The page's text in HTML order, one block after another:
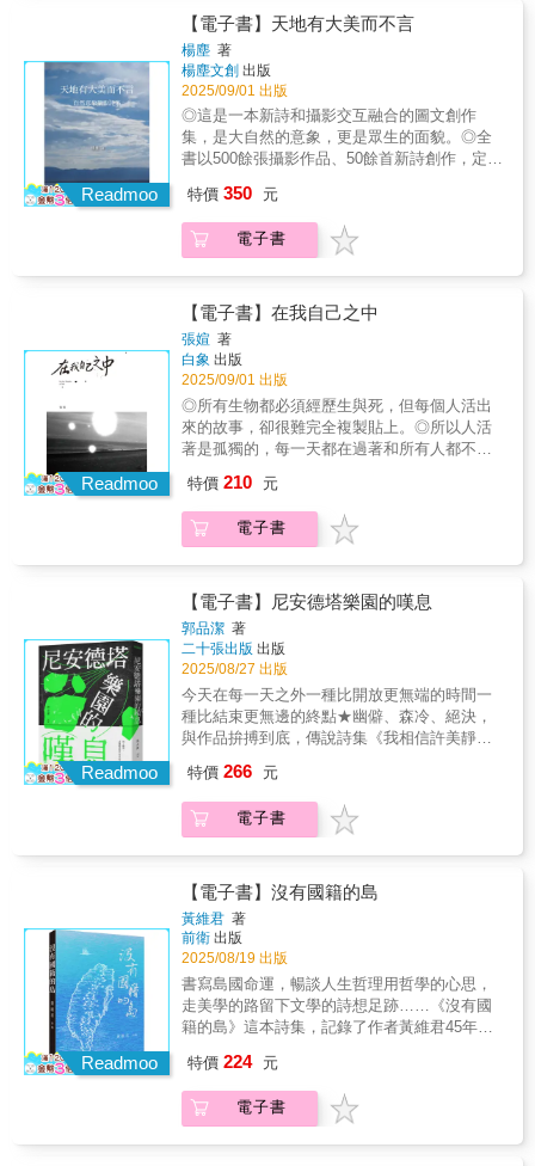
學面對困厄之境，找出突破封鎖線的希望，例
如王貞文〈夢幻騎士〉；例如拾虹〈蝴蝶〉。
本選集收錄了出生於戰前的吳瀛濤、陳千武、
林亨泰等人，到兩千年前後出生的新世代，共
六十七位詩人，以華語、台語、客語寫成的詩
作一百七十一首。向陽、陳允元二位選編依照
白色恐怖影響的時間線，將全書分作八輯，依
序讀來，彷彿從中領略白色恐怖如何左右常民
生活，形成日常的無形壓迫。在臺灣走向民主
化的歷程中，轉型正義啟動，政府代表國家正
式向白色恐怖受難者道歉，陸續公布人權調查
報告。在自由的空氣下，詩人依舊持續發聲，
遠離，化為雲煙最痛的打擊已經過去，如若斷
片我曾懷抱花紅葉綠的理念也曾承受風狂雨暴
的苦難一覺醒來，陰霾都被陽光掃盡我還活
著，活在平和堅定的一天──向陽〈永遠的一
天〉
回應時代。詩要有人文關懷。這一直是我寫詩
所堅持的。這也可能是我創作至今其中一個仍
未改變的抱負。要如何回應？要如何關懷？這
先不要問詩，而要問自己。只有內化為自己的
感志，則遇目所察，切身所感，化而為詩，自
有恰如其分的回應與關懷。」——鍾國強鍾國
強為香港重要詩人，創作逾三十年，詩歌主題
著重城市書寫、日常生活，筆調寫實，意象親
人。書寫香港與世事變遷，溫和隱約，深意留
時代大事與凡人死生，收斂深沉。本書共分
「雨城」、「離家」、「麥皮」、「廚餘」、
「春日」、「海島」、「繁花」七輯；從社會
的宏觀，到親族的近觀，寫人、及物，再由小
島擴寫世界，並以青春傷逝、家人悼亡，為歷
經抗爭與疫情磨難的人們留下真摯的銘記。
Readmoo
【電子書】天地有大美而不言
楊塵 著
楊塵文創 出版
2025/09/01 出版
◎這是一本新詩和攝影交互融合的圖文創作
集，是大自然的意象，更是眾生的面貌。◎全
書以500餘張攝影作品、50餘首新詩創作，定格
見風景，更是一部與家人共同遊歷人間的新創
作品。◎科技人楊塵，已出版多本攝影集與詩
集，新作再次以鏡頭，紀錄詩意人間，是一本
一頁頁風景詩篇，就像微風輕撫的漣漪……一
圈又一圈。最終，與自然之美偶遇，在這方天
地間。作者將鏡頭轉向生活與日常，以真實素
樸手法，記錄天地大美，引領讀者，一同：
看，煙火點綴之日常，賞，光影刻畫之永恆。
始於，一個人內心的獨白，終於，自然天地與
芸芸眾生的人文關懷；只為全心等待，按下快
門的瞬間期待……本書結合攝影與詩，翻開扉
頁，好比觀看流暢電影的運鏡視角，從天地自
深入城鎮、輾轉回又到你我的生活之中。這是
一部在鏡頭下捕捉生命之美的故事，融合詩意
與浪漫的瞬間藝術，作者精心導演的這部紙上
電影，隨時開演……◎代理經銷：白象文化更
多精彩內容請見
http://www.pressstore.com.tw/freereading/
特價 350 元
電子書
Readmoo
【電子書】在我自己之中
張媗 著
白象 出版
2025/09/01 出版
◎所有生物都必須經歷生與死，但每個人活出
來的故事，卻很難完全複製貼上。◎所以人活
著是孤獨的，每一天都在過著和所有人都不一
生命、愛情、孤獨與自我探尋的思索與感悟。
詩集的靈魂源於一種對存在的追問——既有對
生死必然的承認，也有對個體獨特經歷的執著
字們〉描繪愛與離別的炙熱與餘燼。詩中的
「你」既是愛情的對象，也是情感投射的鏡
面，在甜美與殘酷之間反覆交錯，留給讀者愛
之深、痛之切的真實體驗。第二輯〈沿著問號
行走〉則轉入對生命哲理與存在本質的追索。
這裡的「問號」是人生不斷延伸的疑問，從快
樂與痛苦的源頭，到命運與自由的邊界，詩人
用詩一一探觸，拒絕簡化為句號的定論。第三
輯〈光亮與暗影之間〉展現對人性、社會與內
是互為依存的存在。詩人捕捉人性中的善惡、
虛實與脆弱，將其化為自省與成長的契機。末
輯〈留在黑暗裡的微光〉則在深沉的孤獨與失
燈、一個家，甚至只是一段安靜的時光。詩人
相信，只要有一點微光，就不會真正陷入黑
暗。這不僅是詩人的心靈紀錄，也像是一面映
照讀者內心的鏡子。以真摯、坦率的文字，邀
請每一位讀者去面對自己的孤獨、懷疑與渴
望，在閱讀中找到與自我和解的可能。◎代理
經銷：白象文化更多精彩內容請見
特價 210 元
電子書
Readmoo
【電子書】尼安德塔樂園的嘆息
郭品潔 著
二十張出版 出版
2025/08/27 出版
今天在每一天之外一種比開放更無端的時間一
種比結束更無邊的終點★幽僻、森冷、絕決，
與作品拚搏到底，傳說詩集《我相信許美靜》
總結★郭品潔長年對詩歌思索之通透成熟之作
滅絕數萬年的尼安德塔人有骨骸和混血基因存
世。不知為何，你我身上源自智人近親2％的基
必上的學校／和詩人自己算在內，／一千個人
當中大概／會有兩個吧。」這當然是樂觀的估
算，更樂觀的估算會不會寫過詩或近乎詩的，
一百個人當中大概會有兩個？做為兩個的二分
之一，我有幸長自樂園童年，不息地聽見樂園
消逝長存的嘆息，那嘆息中詩歌迫近我——如
一股強大的基因流動。尼安德塔樂園的嘆息∣談
消逝、一種難以言明且無從負荷的消逝。詩人
離別了樂園，那是無須語言或僅需自造自足的
力打磨每一字詞的鑲嵌、筆順與隱喻，鍛造三
本詩集後，詩心終顯熟燙，以近十年時間抵達
了前詩歌（語言）狀態，讓意識觸抵書寫的前
特價 266 元
電子書
Readmoo
【電子書】沒有國籍的島
黃維君 著
前衛 出版
2025/08/19 出版
書寫島國命運，暢談人生哲理用哲學的心思，
走美學的路留下文學的詩想足跡……《沒有國
籍的島》這本詩集，記錄了作者黃維君45年來
所聞，所思所願，藉由詩的語言細膩地描繪訴
說。從幾個不同面向刻劃斧鑿，勾勒出這個時
代動盪隱晦的面貌。其中，有的詩作對政治時
特價 224 元
電子書